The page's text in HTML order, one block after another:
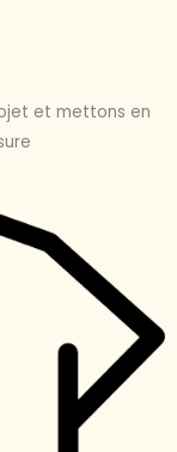
et mettons en